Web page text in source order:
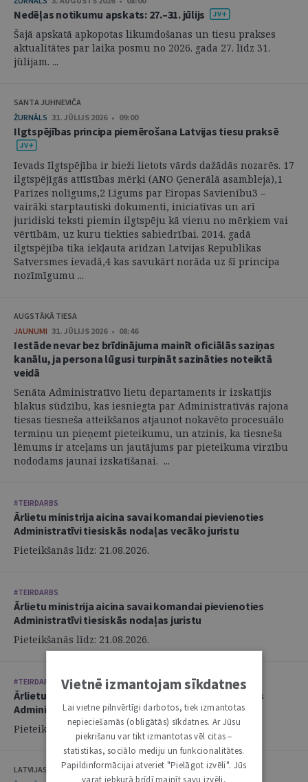
Nedēļas notikumu apskats: 27.–31. jūlijs
Šajā apskatā apkopotas likumdošanas un tiesu prakses
aktualitātes par laika posmu no 2026. gada 27. līdz 31.
jūlijam. ...
SANTA JUHNEVIČA
ŽURNĀLS 31. JŪLIJS 2026 • 09:00
Ilgtspējības principa piemērošana Latvijas tiesu praksē
Ievads Ilgtspējība ir bieži lietots vārds dažādās nozarēs. 17
ilgtspējīgās attīstības mērķi (ANO Ģenerālā asambleja),1
Parīzes nolīgums,2 Līgums par Eiropas Savienību3 –
vairāki starptautiski dokumenti, iniciatīvas un arī
juridiski teksti piemin ilgtspēju kā vienu no mērķiem vai
vērtībām, uz kuru tiekties sabiedrībai. 2014. gadā
ilgtspējība tika iekļauta arīdzan Latvijas Republikas
Satversmes ievadā,4 kas savukārt norāda uz šī principa
nozīmīgumu ...
AUGSTĀKĀ TIESA
JAUNUMI 31. JŪLIJS 2026 • 08:46
Iestāde nevar bez brīdinājuma mainīt oficiālās saziņas
kanālu, ja persona lūgusi turpināt sazināties noteiktā
veidā
Senāta Administratīvo lietu departaments ir izskatījis
blakus sūdzību, kas iesniegta par Administratīvās rajona
tiesas tiesneša atteikšanos atjaunot nokavēto procesuālo
termiņu un pieņemt pieteikumu, un atzinis, ka tiesneša
lēmums ir atceļams un jautājums par pieteikuma virzību
nododams jaunai izskatīšanai. ...
#TEIRDARBS
Ārlietu ministrija aicina savai komandai pievienoties
Administratīvi tiesiskās nodaļas vecāko juristu
Pieteikšanās līdz: 21.08.2026.
#TEIRDARBS
Ārlietu ministrija aicina savai komandai pievienoties
Administratīvi tiesiskās nodaļas juristu
Pieteikšanās līdz: 21.08.2026.
#TEIRDARBS
Ārlietu ministrija aicina savai komandai pievienoties
Administratīvi tiesiskās nodaļas juristu
Pieteikšanās līdz: 21.08.2026.
LATVIJAS ZVĒRINĀTU ADVOKĀTU PADOME
Vietnē izmantojam sīkdatnes
Lai vietne pilnvērtīgi darbotos, tiek izmantotas
nepieciešamās (obligātās) sīkdatnes. Ar Jūsu
piekrišanu var tikt izmantotas vēl citas –
statistikas, sociālo mediju un funkcionalitātes.
Papildinformācijai atveriet "Pielāgot izvēli". Jūs
varat jebkurā brīdī mainīt savu izvēli,